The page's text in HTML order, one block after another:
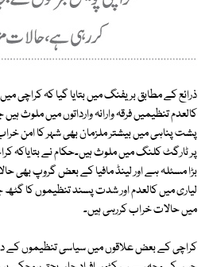
ذرائع کے مطابق بریفنگ میں بتایا گیا کہ کراچی
کالعدم تنظیمیں فرقہ وارانہ وارداتوں میں
پشت پناہی میں بیشتر ملزمان بھی شہر کا امن
پر ٹارگٹ کلنگ میں ملوث ہیں۔حکام نے بتایاکہ
بڑا مسئلہ ہے اور لینڈ مافیا کے بعض گروپ بھی
لیاری میں کالعدم اور شدت پسند تنظیموں کا
میں حالات خراب کررہی ہیں۔
کراچی کے بعض علاقوں میں سیاسی تنظیموں کے